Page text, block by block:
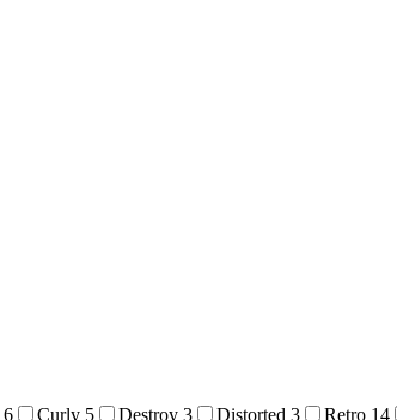
6 Curly 5 Destroy 3 Distorted 3 Retro 14